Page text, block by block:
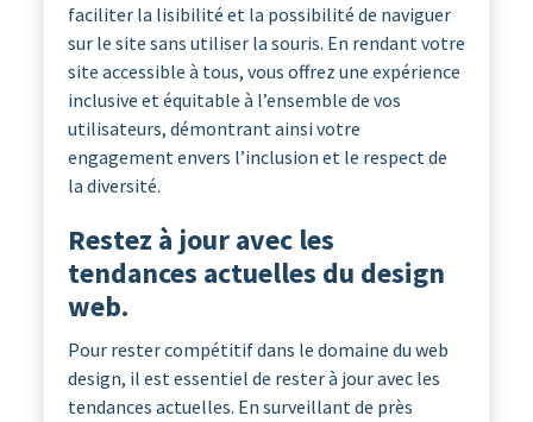
faciliter la lisibilité et la possibilité de naviguer
sur le site sans utiliser la souris. En rendant votre
site accessible à tous, vous offrez une expérience
inclusive et équitable à l’ensemble de vos
utilisateurs, démontrant ainsi votre
engagement envers l’inclusion et le respect de
la diversité.
Restez à jour avec les
tendances actuelles du design
web.
Pour rester compétitif dans le domaine du web
design, il est essentiel de rester à jour avec les
tendances actuelles. En surveillant de près